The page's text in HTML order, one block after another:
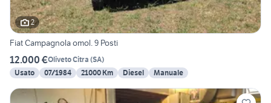
2
Fiat Campagnola omol. 9 Posti
12.000 €Oliveto Citra (SA)
Usato
07/1984 21000 Km Diesel Manuale